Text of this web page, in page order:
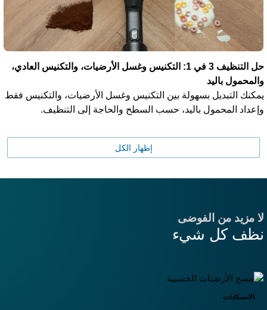
حل التنظيف 3 في 1: التكنيس وغسل الأرضيات، والتكنيس العادي،
باليد
التبديل بسهولة بين التكنيس وغسل الأرضيات، والتكنيس فقط
المحمول باليد، حسب السطح والحاجة إلى التنظيف.
إظهار الكل
مزيد من الفوضى
كل شيء
الانسكابات